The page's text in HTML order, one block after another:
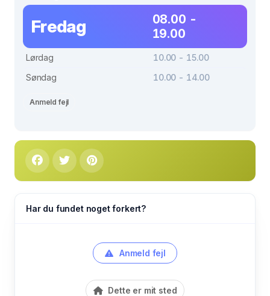
Fredag
08.00 -
19.00
Lørdag
10.00 - 15.00
Søndag
10.00 - 14.00
Anmeld fejl
Har du fundet noget forkert?
Anmeld fejl
Dette er mit sted